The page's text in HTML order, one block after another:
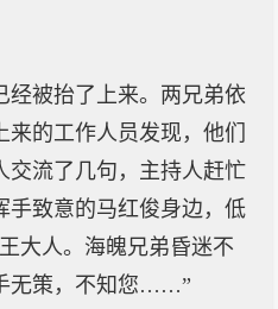
经被抬了上来。两兄弟依
来的工作人员发现，他们
交流了几句，主持人赶忙
手致意的马红俊身边，低
大人。海魄兄弟昏迷不
无策，不知您……”